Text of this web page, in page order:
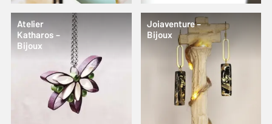
Atelier
Katharos –
Bijoux
Joiaventure –
Bijoux